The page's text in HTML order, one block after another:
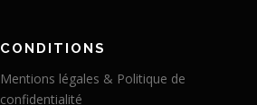
CONDITIONS
Mentions légales & Politique de
confidentialité